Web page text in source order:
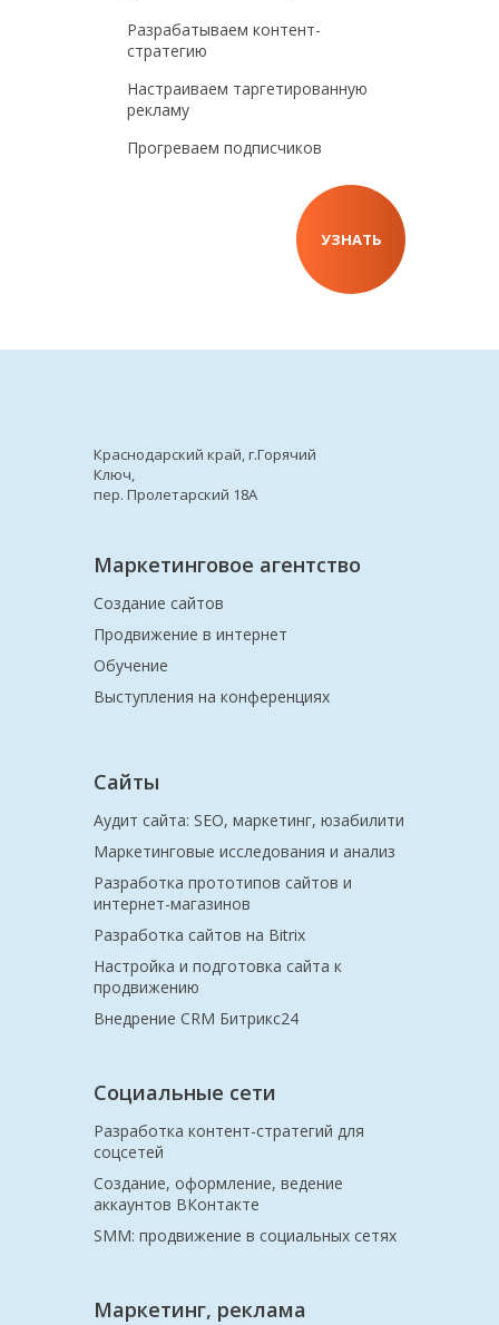
Разрабатываем контент-
стратегию
Настраиваем таргетированную
рекламу
Прогреваем подписчиков
УЗНАТЬ
Маркетинговое агентство
Создание сайтов
Продвижение в интернет
Обучение
Выступления на конференциях
Краснодарский край, г.Горячий
Ключ,
пер. Пролетарский 18А
Сайты
Аудит сайта: SEO, маркетинг, юзабилити
Маркетинговые исследования и анализ
Разработка прототипов сайтов и
интернет-магазинов
Разработка сайтов на Bitrix
Настройка и подготовка сайта к
продвижению
Внедрение CRM Битрикс24
Социальные сети
Разработка контент-стратегий для
соцсетей
Создание, оформление, ведение
аккаунтов ВКонтакте
SMM: продвижение в социальных сетях
Маркетинг, реклама